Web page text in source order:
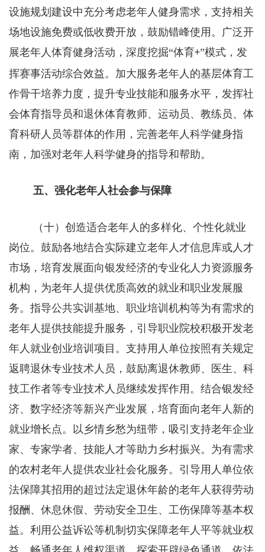
设施规划建设中充分考虑老年人健身需求，支持相关
场地设施免费或低收费开放，鼓励错峰使用。广泛开
展老年人体育健身活动，深度挖掘“体育+”模式，发
挥赛事活动综合效益。加大服务老年人的基层体育工
作骨干培养力度，提升专业技能和服务水平，发挥社
会体育指导员和退休体育教师、运动员、教练员、体
育科研人员等群体的作用，完善老年人科学健身指
南，加强对老年人科学健身的指导和帮助。
五、强化老年人社会参与保障
（十）创造适合老年人的多样化、个性化就业
岗位。鼓励各地结合实际建立老年人才信息库或人才
市场，培育发展面向银发经济的专业化人力资源服务
机构，为老年人提供优质高效的就业和职业发展服
务。指导公共实训基地、职业培训机构等为有需求的
老年人提供技能提升服务，引导职业院校积极开发老
年人就业创业培训项目。支持用人单位按照有关规定
返聘退休专业技术人员，鼓励离退休教师、医生、科
技工作者等专业技术人员继续发挥作用。结合银发经
济、数字经济等新兴产业发展，培育面向老年人新的
就业增长点。以乡情乡愁为纽带，吸引支持老年企业
家、专家学者、技能人才等助力乡村振兴。为有需求
的农村老年人提供农业社会化服务。引导用人单位依
法保障其招用的超过法定退休年龄的老年人获得劳动
报酬、休息休假、劳动安全卫生、工伤保障等基本权
益。利用公益诉讼等机制切实保障老年人平等就业权